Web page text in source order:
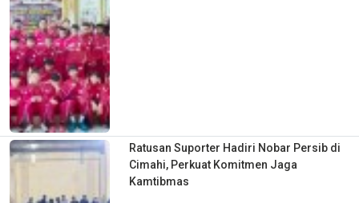
Ratusan Suporter Hadiri Nobar Persib di
Cimahi, Perkuat Komitmen Jaga
Kamtibmas